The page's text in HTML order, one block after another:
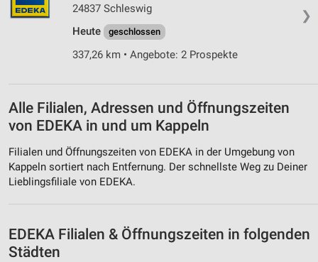
❯
24837 Schleswig
Heute
geschlossen
337,26 km • Angebote: 2 Prospekte
Alle Filialen, Adressen und Öffnungszeiten
von EDEKA in und um Kappeln
Filialen und Öffnungszeiten von EDEKA in der Umgebung von
Kappeln sortiert nach Entfernung. Der schnellste Weg zu Deiner
Lieblingsfiliale von EDEKA.
EDEKA Filialen & Öffnungszeiten in folgenden
Städten
Funktional